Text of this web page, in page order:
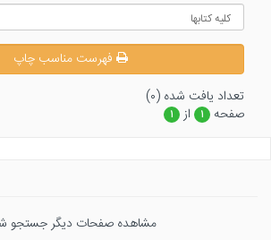
فهرست مناسب چاپ
تعداد يافت شده (۰)
صفحه
۱ از ۱
مشاهده صفحات دیگر جستجو